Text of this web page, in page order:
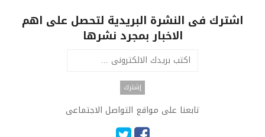
اشترك فى النشرة البريدية لتحصل على اهم
الاخبار بمجرد نشرها
تابعنا على مواقع التواصل الاجتماعى